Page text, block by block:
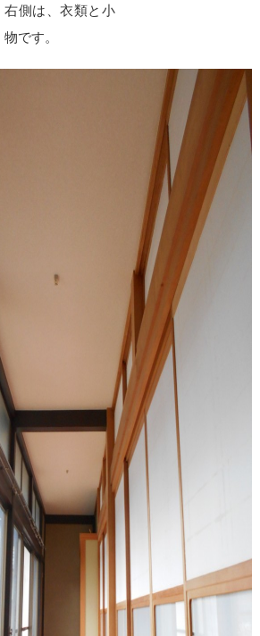
右側は、衣類と小
物です。